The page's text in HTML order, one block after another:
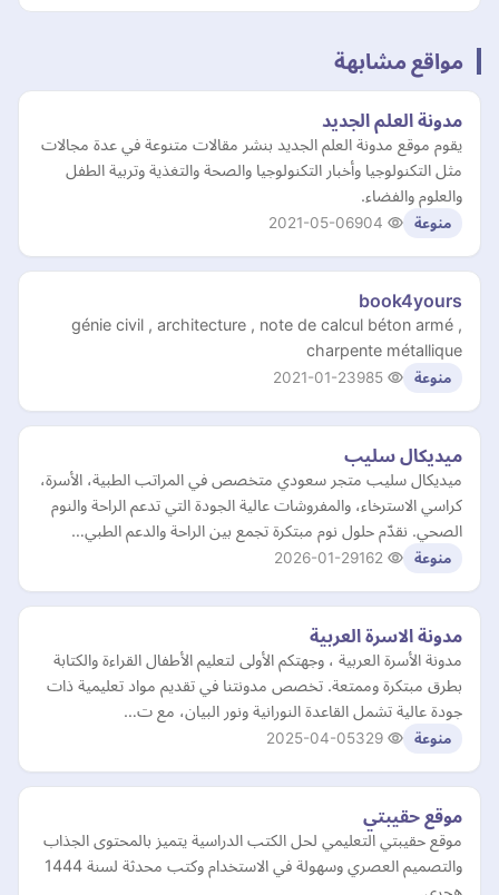
مواقع مشابهة
مدونة العلم الجديد
يقوم موقع مدونة العلم الجديد بنشر مقالات متنوعة في عدة مجالات
مثل التكنولوجيا وأخبار التكنولوجيا والصحة والتغذية وتربية الطفل
والعلوم والفضاء.
منوعة 2021-05-06
book4yours
génie civil , architecture , note de calcul béton armé ,
charpente métallique
منوعة 2021-01-23
ميديكال سليب
ميديكال سليب متجر سعودي متخصص في المراتب الطبية، الأسرة،
كراسي الاسترخاء، والمفروشات عالية الجودة التي تدعم الراحة والنوم
الصحي. نقدّم حلول نوم مبتكرة تجمع بين الراحة والدعم الطبي…
منوعة 2026-01-29
مدونة الاسرة العربية
مدونة الأسرة العربية ، وجهتكم الأولى لتعليم الأطفال القراءة والكتابة
بطرق مبتكرة وممتعة. تخصص مدونتنا في تقديم مواد تعليمية ذات
جودة عالية تشمل القاعدة النورانية ونور البيان، مع ت…
منوعة 2025-04-05
موقع حقيبتي
موقع حقيبتي التعليمي لحل الكتب الدراسية يتميز بالمحتوى الجذاب
والتصميم العصري وسهولة في الاستخدام وكتب محدثة لسنة 1444